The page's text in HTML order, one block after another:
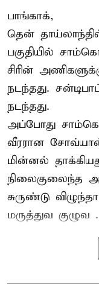
பாங்காக்,
தென்
பகுதியில்
சிரின்
நடந்தது.
நடந்தது.
அப்போது
வீரரான
மின்னல்
நிலைகுலைந்த
சுருண்டு
மருத்துவ குழுவ